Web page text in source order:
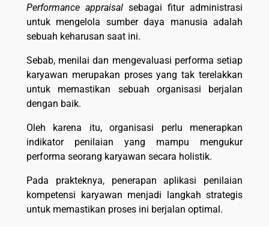
Performance appraisal sebagai fitur administrasi
untuk mengelola sumber daya manusia adalah
sebuah keharusan saat ini.
Sebab, menilai dan mengevaluasi performa setiap
karyawan merupakan proses yang tak terelakkan
untuk memastikan sebuah organisasi berjalan
dengan baik.
Oleh karena itu, organisasi perlu menerapkan
indikator penilaian yang mampu mengukur
performa seorang karyawan secara holistik.
Pada prakteknya, penerapan aplikasi penilaian
kompetensi karyawan menjadi langkah strategis
untuk memastikan proses ini berjalan optimal.